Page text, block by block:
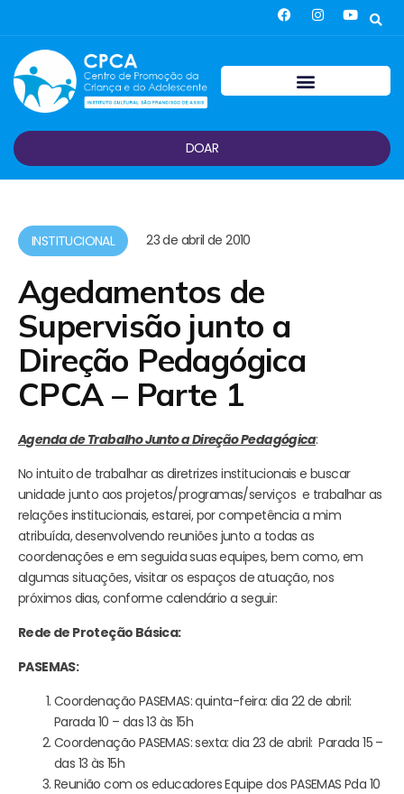
DOAR
INSTITUCIONAL 23 de abril de 2010
Agedamentos de
Supervisão junto a
Direção Pedagógica
CPCA – Parte 1
Agenda de Trabalho Junto a Direção Pedagógica:
No intuito de trabalhar as diretrizes institucionais e buscar
unidade junto aos projetos/programas/serviços e trabalhar as
relações institucionais, estarei, por competência a mim
atribuída, desenvolvendo reuniões junto a todas as
coordenações e em seguida suas equipes, bem como, em
algumas situações, visitar os espaços de atuação, nos
próximos dias, conforme calendário a seguir:
Rede de Proteção Básica:
PASEMAS:
Coordenação PASEMAS: quinta-feira: dia 22 de abril:
Parada 10 – das 13 às 15h
Coordenação PASEMAS: sexta: dia 23 de abril: Parada 15 –
das 13 às 15h
Reunião com os educadores Equipe dos PASEMAS Pda 10